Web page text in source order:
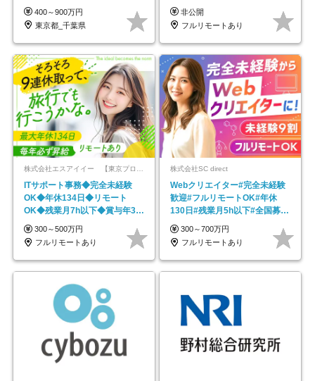
400～900万円
東京都_千葉県
帰／全国募集・業務委託
非公開
フルリモートあり
ITサポート事務◆完全未経験
OK◆年休134日◆リモート
OK◆残業月7h以下◆賞与年3回
◆5年目まで必ず昇給
300～500万円
フルリモートあり
株式会社SC direct
Webクリエイター#完全未経験
歓迎#フルリモートOK#年休
130日#残業月5h以下#全国募集
#最大1年の研修
300～700万円
フルリモートあり